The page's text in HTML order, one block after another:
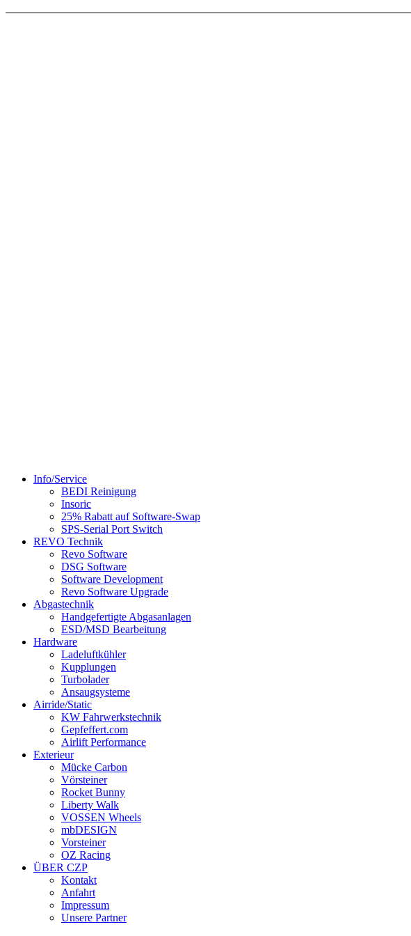
Info/Service
BEDI Reinigung
Insoric
25% Rabatt auf Software-Swap
SPS-Serial Port Switch
REVO Technik
Revo Software
DSG Software
Software Development
Revo Software Upgrade
Abgastechnik
Handgefertigte Abgasanlagen
ESD/MSD Bearbeitung
Hardware
Ladeluftkühler
Kupplungen
Turbolader
Ansaugsysteme
Airride/Static
KW Fahrwerkstechnik
Gepfeffert.com
Airlift Performance
Exterieur
Mücke Carbon
Vörsteiner
Rocket Bunny
Liberty Walk
VOSSEN Wheels
mbDESIGN
Vorsteiner
OZ Racing
ÜBER CZP
Kontakt
Anfahrt
Impressum
Unsere Partner